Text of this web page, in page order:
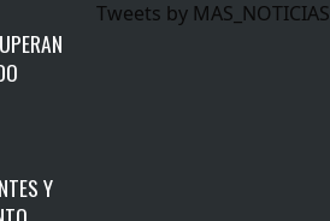
Y
Tweets by MAS_NOTICIAS